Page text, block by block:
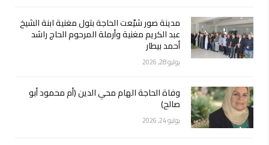
مدينة صور شيّعت الحاجة بتول مغنية ابنة الشيخ
عبد الكريم مغنية وأرملة المرحوم الحاج راشد
أحمد بيطار
يوليو 28, 2026
وفاة الحاجة الهام محي الدين (أم محمود أبو
صالح)
يوليو 24, 2026